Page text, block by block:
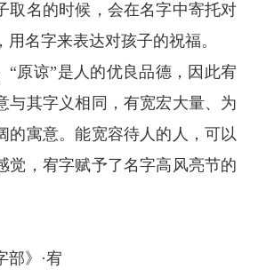
取名的时候，会在名字中寄托对
名字来表达对孩子的祝福。
“原谅”是人的优良品德，因此宥
与其字义相同，有宽宏大量、为
的寓意。能宽容待人的人，可以
觉，宥字赋予了名字高风亮节的
部》·宥